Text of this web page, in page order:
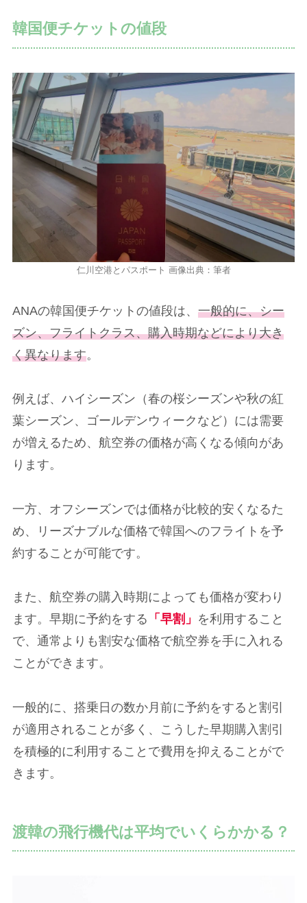
韓国便チケットの値段
仁川空港とパスポート 画像出典：筆者
ANAの韓国便チケットの値段は、 一般的に、シー
ズン、フライトクラス、購入時期などにより大き
く異なります。
例えば、ハイシーズン（春の桜シーズンや秋の紅
葉シーズン、ゴールデンウィークなど）には需要
が増えるため、航空券の価格が高くなる傾向があ
ります。
一方、オフシーズンでは価格が比較的安くなるた
め、リーズナブルな価格で韓国へのフライトを予
約することが可能です。
また、航空券の購入時期によっても価格が変わり
ます。早期に予約をする 「早割」 を利用すること
で、通常よりも割安な価格で航空券を手に入れる
ことができます。
一般的に、搭乗日の数か月前に予約をすると割引
が適用されることが多く、こうした早期購入割引
を積極的に利用することで費用を抑えることがで
きます。
渡韓の飛行機代は平均でいくらかかる？